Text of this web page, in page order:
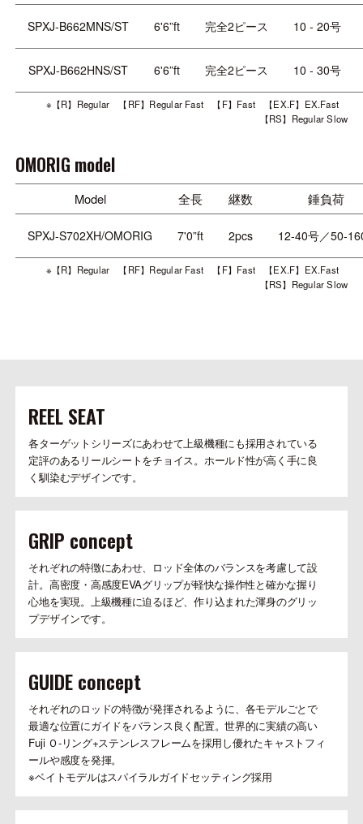
SPXJ-B662MNS/ST 6'6”ft 完全2ピース 10 - 20号
SPXJ-B662HNS/ST 6'6”ft 完全2ピース 10 - 30号
※【R】Regular 【RF】Regular Fast 【F】Fast 【EX.F】EX.Fast
【RS】Regular Slow
OMORIG model
Model 全長 継数 錘負荷
SPXJ-S702XH/OMORIG 7'0”ft 2pcs 12-40号／50-
※【R】Regular 【RF】Regular Fast 【F】Fast 【EX.F】EX.Fast
【RS】Regular Slow
REEL SEAT
各ターゲットシリーズにあわせて上級機種にも採用されている
定評のあるリールシートをチョイス。ホールド性が高く手に良
く馴染むデザインです。
GRIP concept
それぞれの特徴にあわせ、ロッド全体のバランスを考慮して設
計。高密度・高感度EVAグリップが軽快な操作性と確かな握り
心地を実現。上級機種に迫るほど、作り込まれた渾身のグリッ
プデザインです。
GUIDE concept
それぞれのロッドの特徴が発揮されるように、各モデルごとで
最適な位置にガイドをバランス良く配置。世界的に実績の高い
Fuji Ｏ-リング+ステンレスフレームを採用し優れたキャストフィ
ールや感度を発揮。
※ベイトモデルはスパイラルガイドセッティング採用